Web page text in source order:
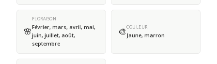
🌸
FLORAISON
Février, mars, avril, mai,
juin, juillet, août,
septembre
🎨COULEUR
Jaune, marron